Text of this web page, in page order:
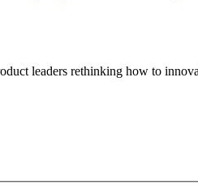
leaders rethinking how to